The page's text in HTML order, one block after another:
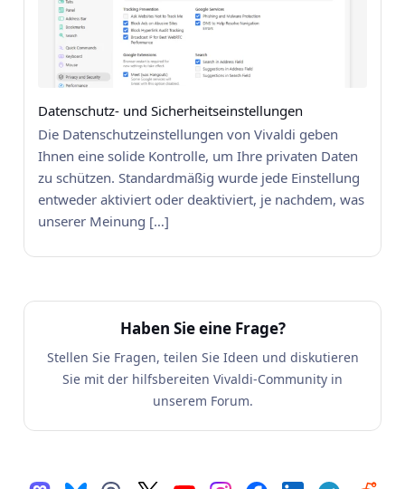
Datenschutz- und Sicherheitseinstellungen
Die Datenschutzeinstellungen von Vivaldi geben
Ihnen eine solide Kontrolle, um Ihre privaten Daten
zu schützen. Standardmäßig wurde jede Einstellung
entweder aktiviert oder deaktiviert, je nachdem, was
unserer Meinung […]
Haben Sie eine Frage?
Stellen Sie Fragen, teilen Sie Ideen und diskutieren
Sie mit der hilfsbereiten Vivaldi-Community in
unserem Forum.